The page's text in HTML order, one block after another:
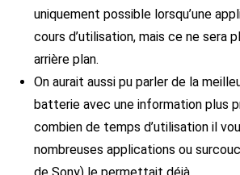
uniquement possible lorsqu’une
cours d’utilisation, mais ce ne sera
arrière plan.
On aurait aussi pu parler de la
batterie avec une information plus
combien de temps d’utilisation il
nombreuses applications ou